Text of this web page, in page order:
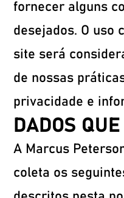
fornecer alguns
desejados. O uso
site será
de nossas
privacidade e
DADOS
A Marcus
coleta os